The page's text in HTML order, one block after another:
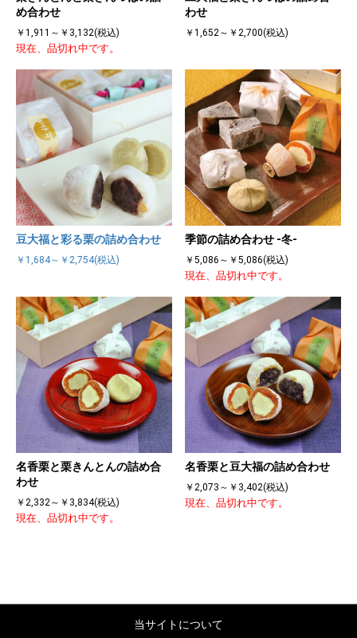
め合わせ
￥1,911～￥3,132(税込)
現在、品切れ中です。
わせ
￥1,652～￥2,700(税込)
豆大福と彩る栗の詰め合わせ
￥1,684～￥2,754(税込)
季節の詰め合わせ -冬-
￥5,086～￥5,086(税込)
現在、品切れ中です。
名香栗と栗きんとんの詰め合
わせ
￥2,332～￥3,834(税込)
現在、品切れ中です。
名香栗と豆大福の詰め合わせ
￥2,073～￥3,402(税込)
現在、品切れ中です。
当サイトについて